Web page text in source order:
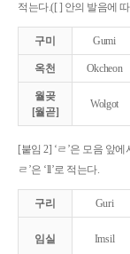
적는다.([ ] 안의 발음에
구미 Gumi
옥천 Okcheon
월곶
[월곧]
Wolgot
[붙임 2] ‘ㄹ’은 모음 앞에
ㄹ’은 ‘ll’로 적는다.
구리 Guri
임실 Imsil